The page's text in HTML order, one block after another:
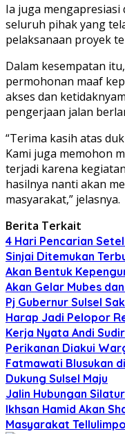
Ia juga
seluruh pihak yang
pelaksanaan proyek
Dalam kesempatan
permohonan maaf
akses dan
pengerjaan jalan
“Terima kasih atas
Kami juga memohon
terjadi karena
hasilnya nanti akan
masyarakat,” jelasnya.
Berita Terkait
4 Hari Pencarian
Sinjai Ditemukan
Akan Bentuk
Akan Gelar Mubes
Pj Gubernur Sulsel
Harap Jadi Pelopor
Kerja Nyata Andi
Perikanan Diakui
Fatmawati Blusukan
Dukung Sulsel Maju
Jalin Hubungan
Ikhsan Hamid Akan
Masyarakat